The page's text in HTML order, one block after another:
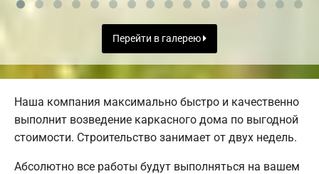
Перейти в галерею
Наша компания максимально быстро и качественно
выполнит возведение каркасного дома по выгодной
стоимости. Строительство занимает от двух недель.
Абсолютно все работы будут выполняться на вашем